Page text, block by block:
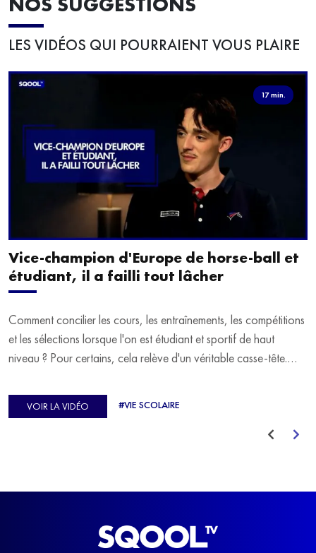
LES VIDÉOS QUI POURRAIENT VOUS PLAIRE
17 min.
Vice-champion d'Europe de horse-ball et
étudiant, il a failli tout lâcher
Comment concilier les cours, les entraînements, les compétitions
et les sélections lorsque l'on est étudiant et sportif de haut
niveau ? Pour certains, cela relève d'un véritable casse-tête.
d'Europe de Horse-ball, qui a failli abandonner ses études
avant de trouver un nouvel équilibre.
VOIR LA VIDÉO #VIE SCOLAIRE